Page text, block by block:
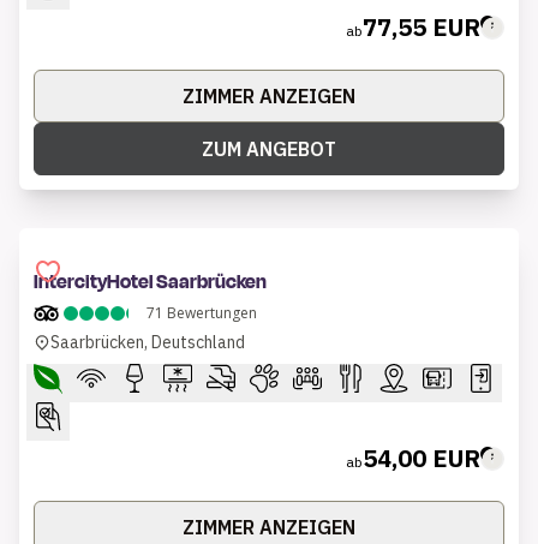
ab77,55 EUR
ZIMMER ANZEIGEN
ZUM ANGEBOT
IntercityHotel Saarbrücken
71 Bewertungen
Saarbrücken, Deutschland
ab54,00 EUR
ZIMMER ANZEIGEN